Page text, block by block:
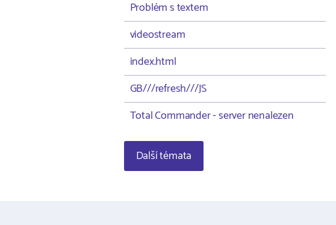
Problém s textem
videostream
index.html
GB///refresh///JS
Total Commander - server nenalezen
Další témata